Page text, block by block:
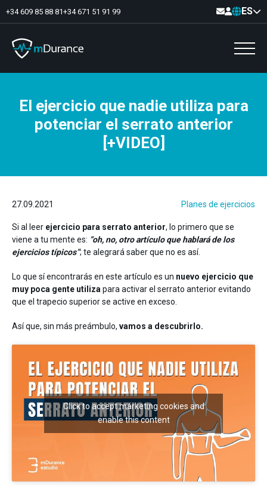
+34 609 85 88 81+34 671 51 91 99 ES
Tono basal
Déficits y excesos de activación
Sinergias musculares
Asimetrías musculares
Analítica muscular
Suelo pélvico
Neurología
Detrás de mDurance
Webinars
Casos de estudio
El ejercicio que nadie utiliza para
potenciar el serrato anterior
[+VIDEO]
27.09.2021 Planes de ejercicios
Si al leer ejercicio para serrato anterior, lo primero que se
viene a tu mente es: “oh, no, otro artículo que hablará de los
ejercicios típicos”; te alegrará saber que no es así.
Lo que sí encontrarás en este artículo es un nuevo ejercicio que
muy poca gente utiliza para activar el serrato anterior evitando
que el trapecio superior se active en exceso.
Así que, sin más preámbulo, vamos a descubrirlo.
Click to accept márketing cookies and
enable this content